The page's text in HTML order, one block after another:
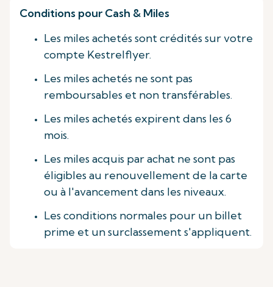
Conditions pour Cash & Miles
Les miles achetés sont crédités sur votre
compte Kestrelflyer.
Les miles achetés ne sont pas
remboursables et non transférables.
Les miles achetés expirent dans les 6
mois.
Les miles acquis par achat ne sont pas
éligibles au renouvellement de la carte
ou à l'avancement dans les niveaux.
Les conditions normales pour un billet
prime et un surclassement s'appliquent.